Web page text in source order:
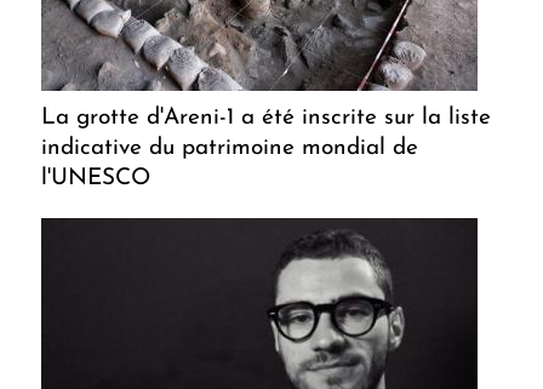
La grotte d'Areni-1 a été inscrite sur la liste
indicative du patrimoine mondial de
l'UNESCO